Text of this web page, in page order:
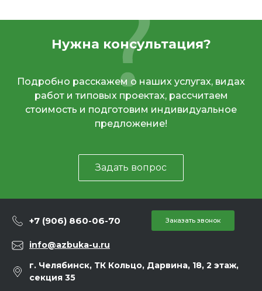
Нужна консультация?
Подробно расскажем о наших услугах, видах
работ и типовых проектах, рассчитаем
стоимость и подготовим индивидуальное
предложение!
Задать вопрос
+7 (906) 860-06-70 Заказать звонок
info@azbuka-u.ru
г. Челябинск, ТК Кольцо, Дарвина, 18, 2 этаж,
секция 35